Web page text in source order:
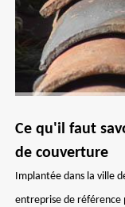
Ce qu'il faut
de couverture
Implantée dans la ville
entreprise de référence